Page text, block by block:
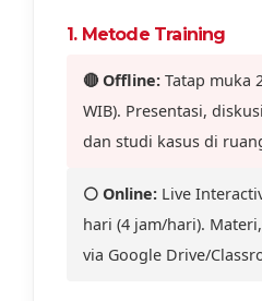
1. Metode Training
🔴 Offline: Tatap muka
WIB). Presentasi,
dan studi kasus di
⚪ Online: Live
hari (4 jam/hari).
via Google Drive/